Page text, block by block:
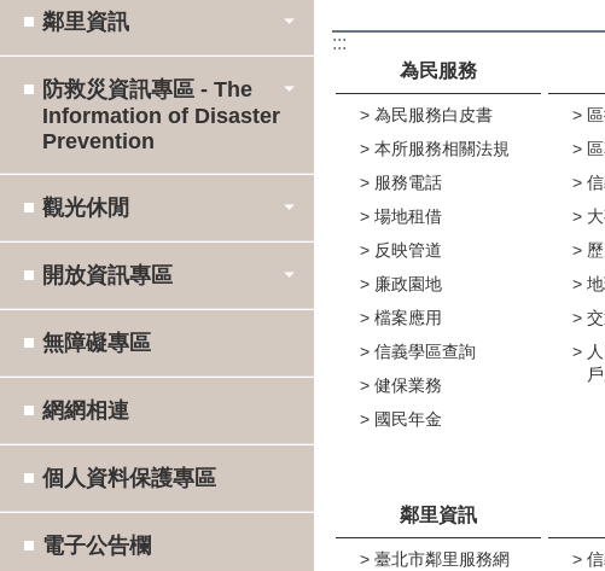
鄰里資訊
防救災資訊專區 - The
Information of Disaster
Prevention
觀光休閒
開放資訊專區
無障礙專區
網網相連
個人資料保護專區
電子公告欄
:::
為民服務
為民服務白皮書
本所服務相關法規
服務電話
場地租借
反映管道
廉政園地
檔案應用
信義學區查詢
健保業務
國民年金
鄰里資訊
臺北市鄰里服務網